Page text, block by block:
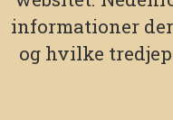
informationer
og hvilke